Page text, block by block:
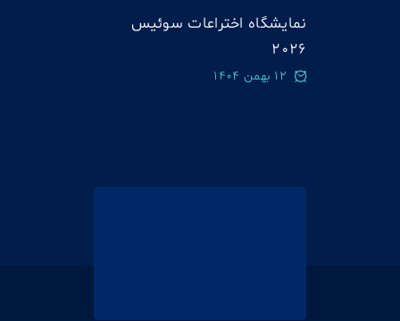
نمایشگاه اختراعات سوئيس
2026
12 بهمن 1404